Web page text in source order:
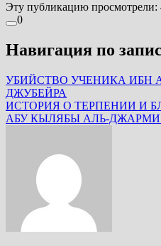
Эту публикацию просмотрели:
0
Навигация по
УБИЙСТВО УЧЕНИКА ИБН
ДЖУБЕЙРА
ИСТОРИЯ О ТЕРПЕНИИ И
АБУ КЫЛЯБЫ АЛЬ-ДЖАРМИ